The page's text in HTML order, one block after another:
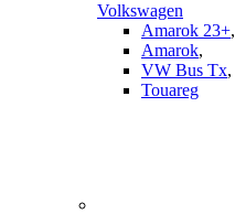
Volkswagen
Amarok 23+,
Amarok,
VW Bus Tx,
Touareg